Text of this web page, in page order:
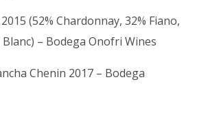
(52% Chardonnay, 32% Fiano,
Blanc) – Bodega Onofri Wines
Chenin 2017 – Bodega